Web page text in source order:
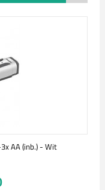
AA (inb.) - Wit